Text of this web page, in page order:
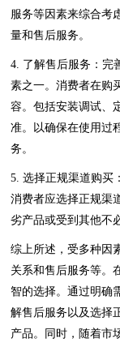
服务等因素来综合考
量和售后服务。
4. 了解售后服务：完
素之一。消费者在购
容。包括安装调试、
准。以确保在使用过
务。
5. 选择正规渠道购买
消费者应选择正规渠
劣产品或受到其他不
综上所述，受多种因
关系和售后服务等。
智的选择。通过明确
解售后服务以及选择
产品。同时，随着市